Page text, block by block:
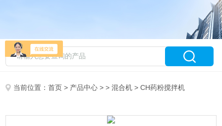
当前位置：首页 > 产品中心 > >混合机 > CH药粉搅拌机